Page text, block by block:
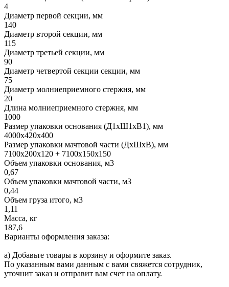
4
Диаметр первой секции, мм
140
Диаметр второй секции, мм
115
Диаметр третьей секции, мм
90
Диаметр четвертой секции секции, мм
75
Диаметр молниеприемного стержня, мм
20
Длина молниеприемного стержня, мм
1000
Размер упаковки основания (Д1хШ1хВ1), мм
4000х420х400
Размер упаковки мачтовой части (ДхШхВ), мм
7100х200х120 + 7100х150х150
Объем упаковки основания, м3
0,67
Объем упаковки мачтовой части, м3
0,44
Объем груза итого, м3
1,11
Масса, кг
187,6
Варианты оформления заказа:
а) Добавьте товары в корзину и оформите заказ.
По указанным вами данным с вами свяжется сотрудник,
уточнит заказ и отправит вам счет на оплату.